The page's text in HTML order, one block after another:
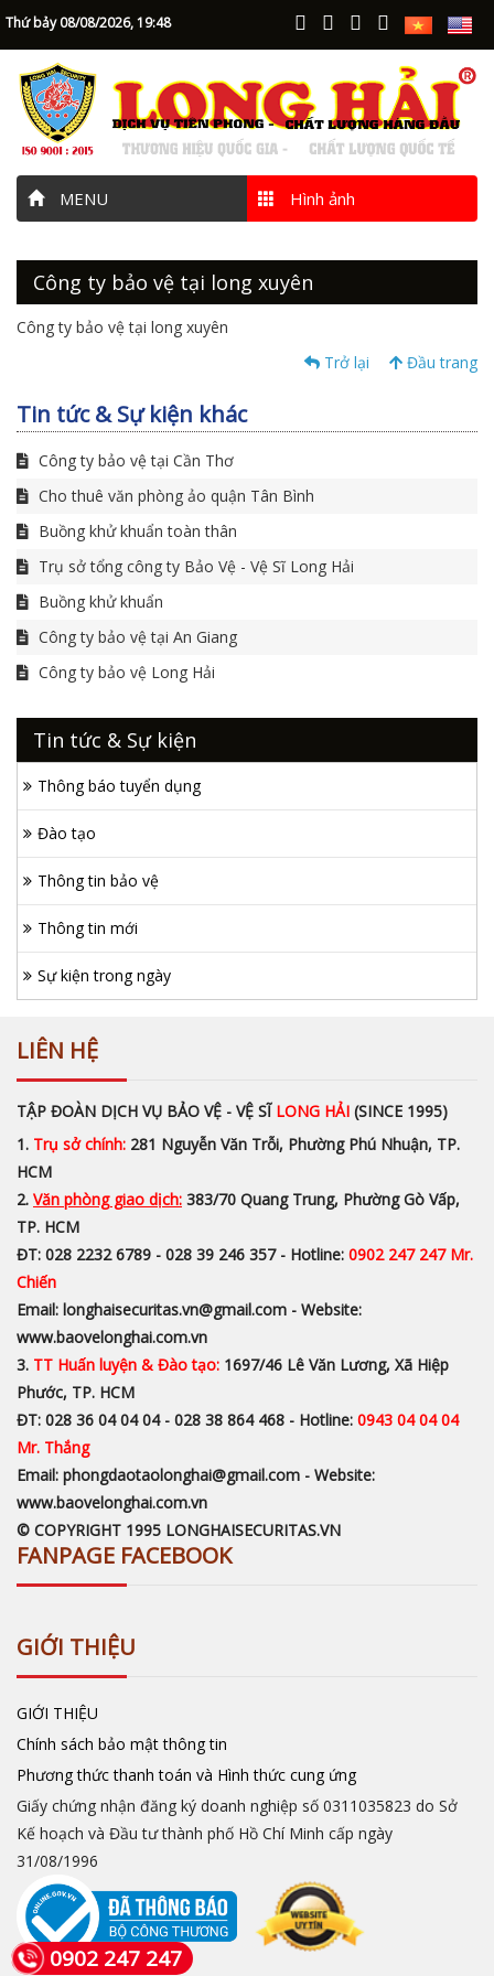
Thứ bảy 08/08/2026,19:48
MENU Hình ảnh
Công ty bảo vệ tại long xuyên
Công ty bảo vệ tại long xuyên
Trở lại
Đầu trang
Tin tức & Sự kiện khác
Công ty bảo vệ tại Cần Thơ
Cho thuê văn phòng ảo quận Tân Bình
Buồng khử khuẩn toàn thân
Trụ sở tổng công ty Bảo Vệ - Vệ Sĩ Long Hải
Buồng khử khuẩn
Công ty bảo vệ tại An Giang
Công ty bảo vệ Long Hải
Tin tức & Sự kiện
Thông báo tuyển dụng
Đào tạo
Thông tin bảo vệ
Thông tin mới
Sự kiện trong ngày
LIÊN HỆ
TẬP ĐOÀN DỊCH VỤ BẢO VỆ - VỆ SĨ LONG HẢI (SINCE 1995)
1. Trụ sở chính: 281 Nguyễn Văn Trỗi, Phường Phú Nhuận, TP.
HCM
2. Văn phòng giao dịch: 383/70 Quang Trung, Phường Gò Vấp,
TP. HCM
ĐT: 028 2232 6789 - 028 39 246 357 - Hotline: 0902 247 247 Mr.
Chiến
Email: longhaisecuritas.vn@gmail.com - Website:
www.baovelonghai.com.vn
3. TT Huấn luyện & Đào tạo: 1697/46 Lê Văn Lương, Xã Hiệp
Phước, TP. HCM
ĐT: 028 36 04 04 04 - 028 38 864 468 - Hotline: 0943 04 04 04
Mr. Thắng
Email: phongdaotaolonghai@gmail.com - Website:
www.baovelonghai.com.vn
© COPYRIGHT 1995 LONGHAISECURITAS.VN
FANPAGE FACEBOOK
GIỚI THIỆU
GIỚI THIỆU
Chính sách bảo mật thông tin
Phương thức thanh toán và Hình thức cung ứng
Giấy chứng nhận đăng ký doanh nghiệp số 0311035823 do Sở
Kế hoạch và Đầu tư thành phố Hồ Chí Minh cấp ngày
31/08/1996
0902 247 247